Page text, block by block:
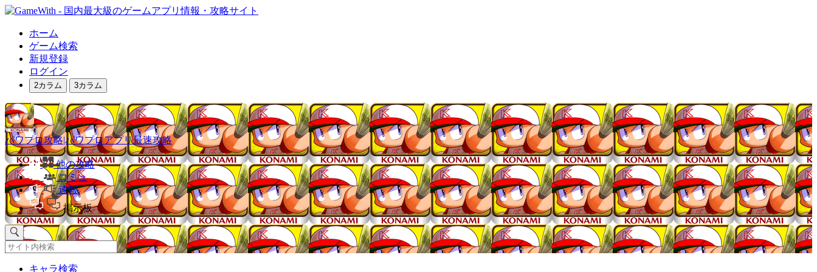
ホーム
ゲーム検索
新規登録
ログイン
2カラム 3カラム
パワプロ攻略|パワプロアプリ最速攻略
他の攻略
コミュ
速報
掲示板
キャラ検索